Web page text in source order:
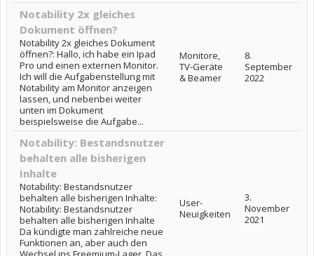
Notability 2x gleiches
Dokument öffnen?
Notability 2x gleiches Dokument
öffnen?: Hallo, ich habe ein Ipad
Pro und einen externen Monitor.
Ich will die Aufgabenstellung mit
Notability am Monitor anzeigen
lassen, und nebenbei weiter
unten im Dokument
beispielsweise die Aufgabe...
Monitore,
TV-Geräte
& Beamer
8.
September
2022
Notability: Bestandsnutzer
behalten alle bisherigen
Inhalte
Notability: Bestandsnutzer
behalten alle bisherigen Inhalte:
Notability: Bestandsnutzer
behalten alle bisherigen Inhalte
Da kündigte man zahlreiche neue
Funktionen an, aber auch den
User-
Neuigkeiten
3.
November
2021